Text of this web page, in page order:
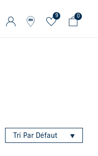
9 0
Tri Par Défaut